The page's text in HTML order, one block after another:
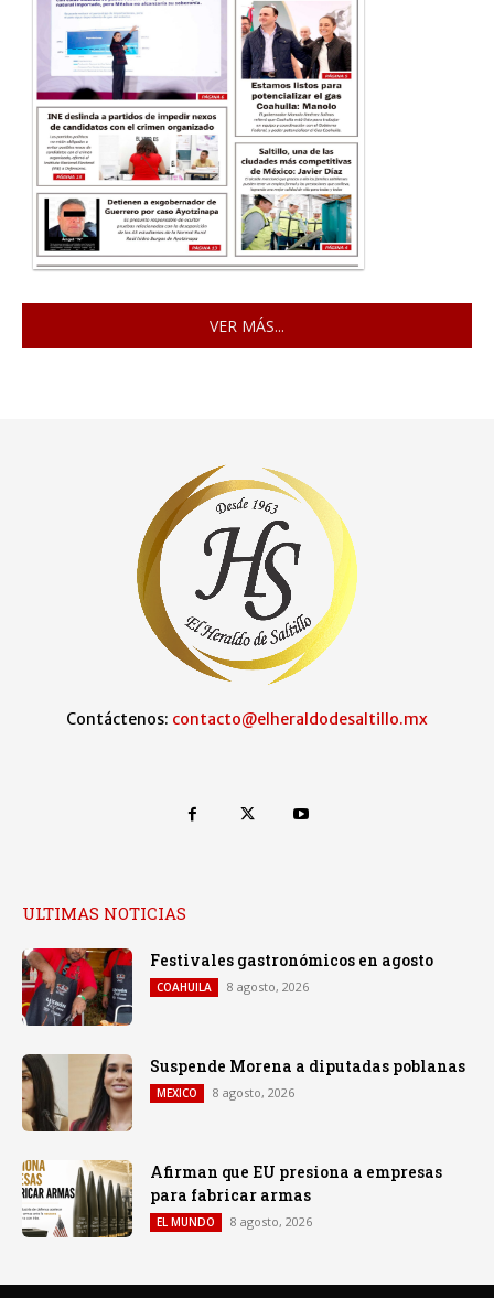
VER MÁS...
Contáctenos: contacto@elheraldodesaltillo.mx
ULTIMAS NOTICIAS
Festivales gastronómicos en agosto
COAHUILA 8 agosto, 2026
Suspende Morena a diputadas poblanas
MEXICO 8 agosto, 2026
Afirman que EU presiona a empresas
para fabricar armas
EL MUNDO 8 agosto, 2026